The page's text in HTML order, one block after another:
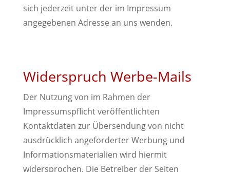
sich jederzeit unter der im Impressum
angegebenen Adresse an uns wenden.
Widerspruch Werbe-Mails
Der Nutzung von im Rahmen der
Impressumspflicht veröffentlichten
Kontaktdaten zur Übersendung von nicht
ausdrücklich angeforderter Werbung und
Informationsmaterialien wird hiermit
widersprochen. Die Betreiber der Seiten